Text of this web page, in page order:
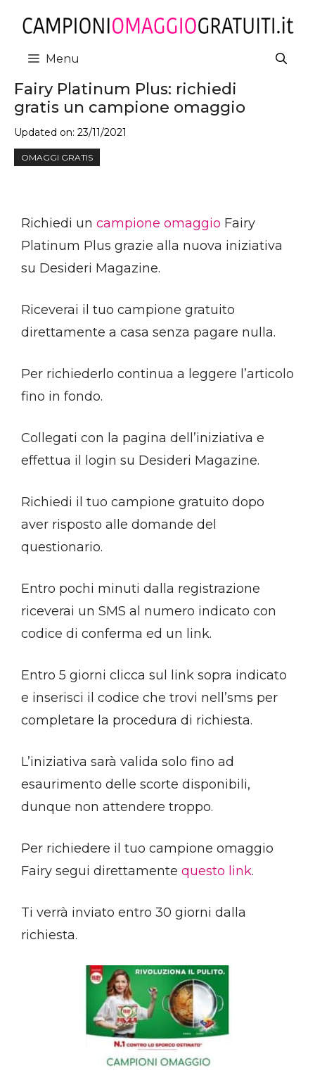
contenuto
Menu
Fairy Platinum Plus: richiedi
gratis un campione omaggio
Updated on: 23/11/2021
OMAGGI GRATIS
Richiedi un campione omaggio Fairy
Platinum Plus grazie alla nuova iniziativa
su Desideri Magazine.
Riceverai il tuo campione gratuito
direttamente a casa senza pagare nulla.
Per richiederlo continua a leggere l’articolo
fino in fondo.
Collegati con la pagina dell’iniziativa e
effettua il login su Desideri Magazine.
Richiedi il tuo campione gratuito dopo
aver risposto alle domande del
questionario.
Entro pochi minuti dalla registrazione
riceverai un SMS al numero indicato con
codice di conferma ed un link.
Entro 5 giorni clicca sul link sopra indicato
e inserisci il codice che trovi nell’sms per
completare la procedura di richiesta.
L’iniziativa sarà valida solo fino ad
esaurimento delle scorte disponibili,
dunque non attendere troppo.
Per richiedere il tuo campione omaggio
Fairy segui direttamente questo link.
Ti verrà inviato entro 30 giorni dalla
richiesta.